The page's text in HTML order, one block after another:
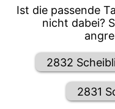
Ist die passende
nicht dabei?
2832
2831